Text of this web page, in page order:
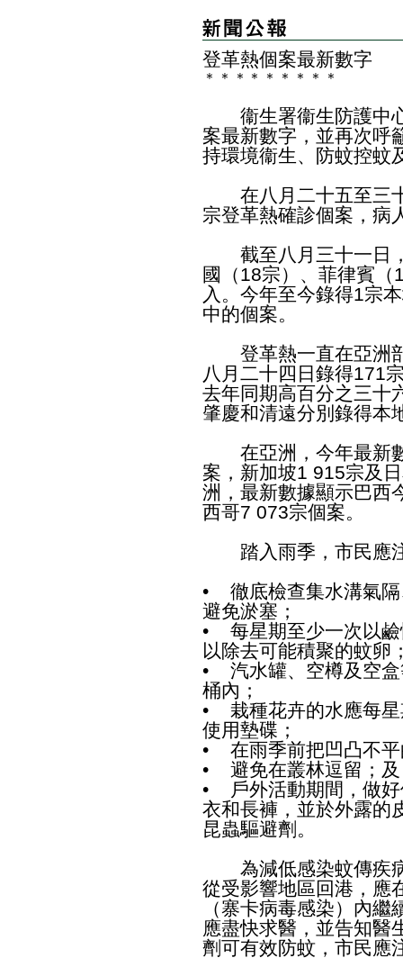
登革熱個案最新數字
＊ ＊ ＊ ＊ ＊ ＊ ＊ ＊ ＊
衞生署衞生防護中心
案最新數字，並再次呼
持環境衞生、防蚊控蚊
在八月二十五至三十
宗登革熱確診個案，病
截至八月三十一日，
國（18宗）、菲律賓
入。今年至今錄得1宗
中的個案。
登革熱一直在亞洲部
八月二十四日錄得171
去年同期高百分之三十
肇慶和清遠分別錄得本
在亞洲，今年最新數
案，新加坡1 915宗及
洲，最新數據顯示巴西
西哥7 073宗個案。
踏入雨季，市民應
• 徹底檢查集水溝氣隔
避免淤塞；
• 每星期至少一次以鹼
以除去可能積聚的蚊卵
• 汽水罐、空樽及空盒
桶內；
• 栽種花卉的水應每星
使用墊碟；
• 在雨季前把凹凸不平
• 避免在叢林逗留；及
• 戶外活動期間，做好
衣和長褲，並於外露的
昆蟲驅避劑。
為減低感染蚊傳疾
從受影響地區回港，應
（寨卡病毒感染）內
應盡快求醫，並告知醫
劑可有效防蚊，市民應